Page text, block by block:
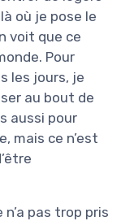
où je pose le
voit que ce
Pour
les jours, je
au bout de
aussi pour
mais ce n’est
pas trop pris